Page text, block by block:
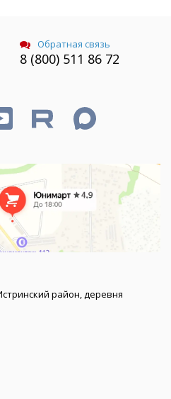
Обратная связь
8 (800) 511 86 72
район, деревня